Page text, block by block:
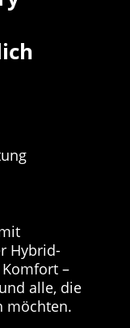
Hybrid-
–
alle, die
möchten.